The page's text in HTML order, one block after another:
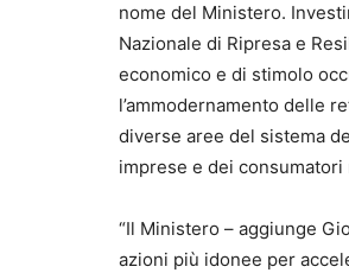
nome del Ministero.
Nazionale di Ripresa e
economico e di stimolo
l’ammodernamento delle
diverse aree del sistema
imprese e dei
“Il Ministero – aggiunge
azioni più idonee per